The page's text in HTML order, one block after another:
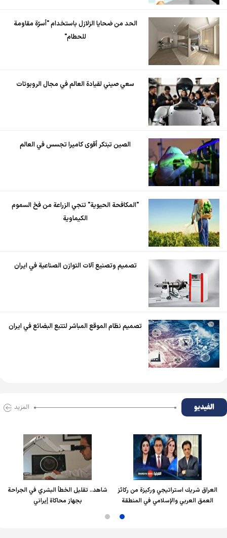
الحد من ضحايا الزلازل باستخدام "أسرّة مقاومة
للحطام"
سعي صيني لقيادة العالم في مجال الروبوتات
الصين تبتكر أقوى كاميرا تجسس في العالم
"المكافحة الحيوية" تنجي الزراعة من فخ السموم
الكيماوية
تصميم وتصنيع آلات التوازن الصناعية في ايران
تصميم نظام الموقع المباشر لتتبع البضائع في ايران
الفیدیو المزید
العراق شريك استراتيجي وركيزة من ركائز
العمق العربي والإسلامي في المنطقة
شاهد.. تقليل الخطأ البشري في الجراحة
بجهاز محاكاة إيراني